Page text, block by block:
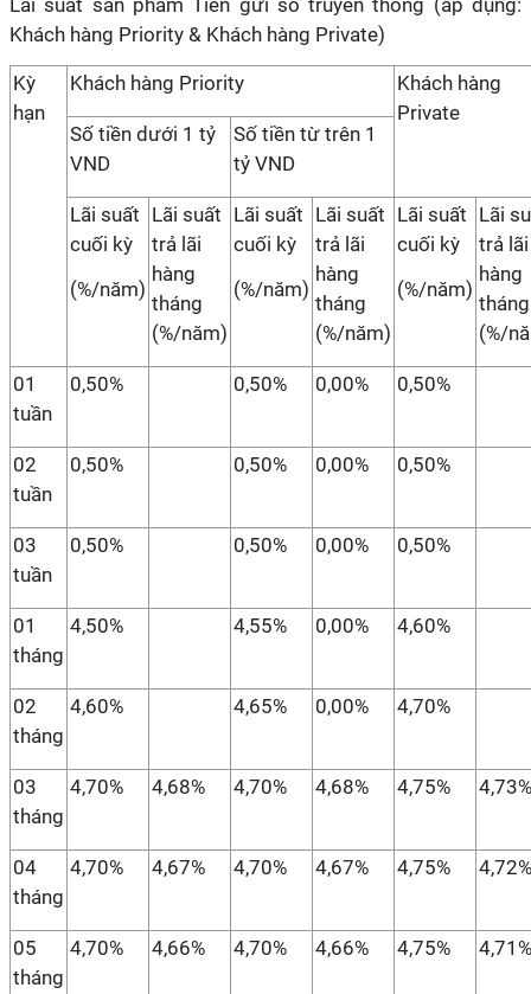
Lãi suất sản phẩm Tiền gửi số truyền thống (áp dụng:
Khách hàng Priority & Khách hàng Private)
Kỳ
hạn
Khách hàng Priority
Khách hàng
Private
Số tiền dưới 1 tỷ
VND
Số tiền từ trên 1
tỷ VND
Lãi suất
cuối kỳ
(%/năm)
Lãi suất
trả lãi
hàng
tháng
(%/năm)
Lãi suất
cuối kỳ
(%/năm)
Lãi suất
trả lãi
hàng
tháng
(%/năm)
Lãi suất
cuối kỳ
(%/năm)
Lãi
trả lãi
hàng
tháng
(%/
01
tuần
0,50% 0,50% 0,00% 0,50%
02
tuần
0,50% 0,50% 0,00% 0,50%
03
tuần
0,50% 0,50% 0,00% 0,50%
01
tháng
4,50% 4,55% 0,00% 4,60%
02
tháng
4,60% 4,65% 0,00% 4,70%
03
tháng
4,70% 4,68% 4,70% 4,68% 4,75% 4,73%
04
tháng
4,70% 4,67% 4,70% 4,67% 4,75% 4,72%
05
tháng
4,70% 4,66% 4,70% 4,66% 4,75% 4,71%